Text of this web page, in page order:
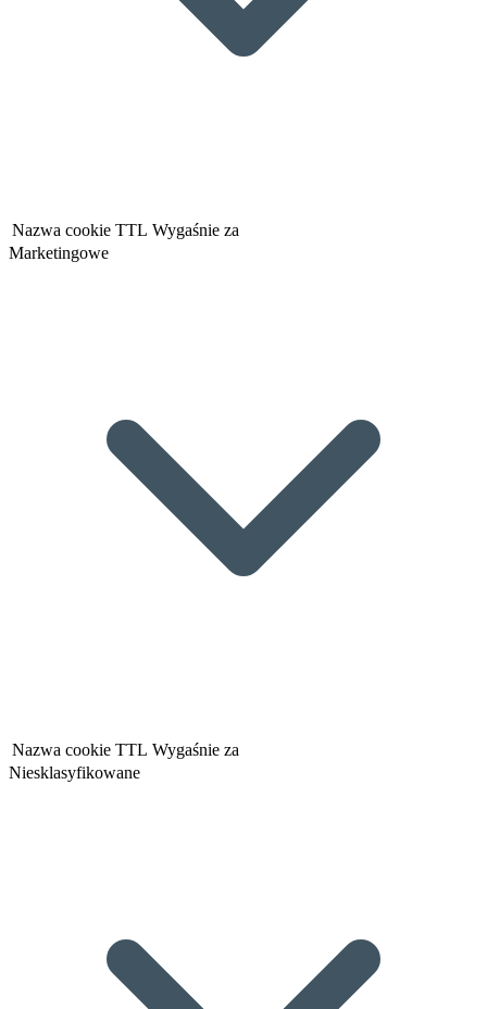
Nazwa cookie TTL Wygaśnie za
Marketingowe
Nazwa cookie TTL Wygaśnie za
Niesklasyfikowane